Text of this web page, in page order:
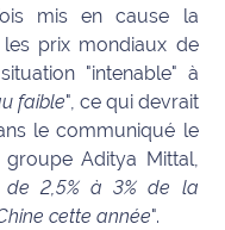
mis en cause la
prix mondiaux de
"intenable" à
faible", ce qui devrait
le communiqué le
Aditya Mittal,
de 2,5% à 3% de la
cette année".